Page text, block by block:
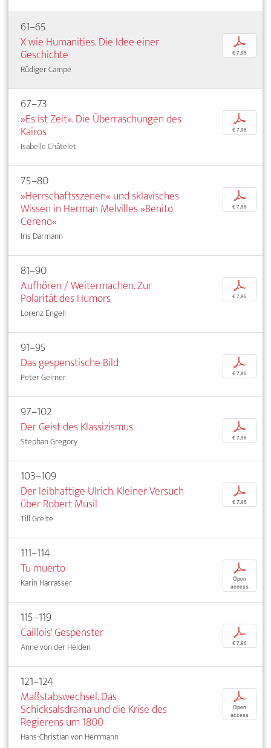
61–65
X wie Humanities. Die Idee einer
Geschichte
Rüdiger Campe
p
€ 7,95
67–73
»Es ist Zeit«. Die Überraschungen des
Kairos
Isabelle Châtelet
p
€ 7,95
75–80
»Herrschaftsszenen« und sklavisches
Wissen in Herman Melvilles »Benito
Cereno«
Iris Därmann
p
€ 7,95
81–90
Aufhören / Weitermachen. Zur
Polarität des Humors
Lorenz Engell
p
€ 7,95
91–95
Das gespenstische Bild
Peter Geimer
p
€ 7,95
97–102
Der Geist des Klassizismus
Stephan Gregory
p
€ 7,95
103–109
Der leibhaftige Ulrich. Kleiner Versuch
über Robert Musil
Till Greite
p
€ 7,95
111–114
Tu muerto
Karin Harrasser
p
Open
access
115–119
Caillois' Gespenster
Anne von der Heiden
p
€ 7,95
121–124
Maßstabswechsel. Das
Schicksalsdrama und die Krise des
Regierens um 1800
Hans-Christian von Herrmann
p
Open
access